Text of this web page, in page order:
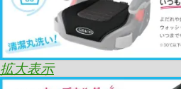
拡大表示